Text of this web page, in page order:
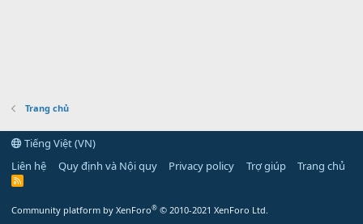
Trang chủ
Tiếng Việt (VN)
Liên hệ
Quy định và Nội quy Privacy policy Trợ giúp Trang chủ
R
Community platform by XenForo® © 2010-2021 XenForo Ltd.